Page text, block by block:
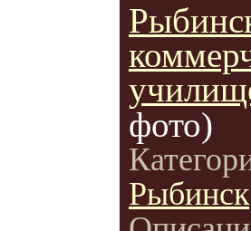
фото)
Рыбинск